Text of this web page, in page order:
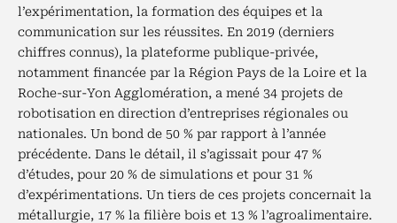
l’expérimentation, la formation des équipes et la
communication sur les réussites. En 2019 (derniers
chiffres connus), la plateforme publique-privée,
notamment financée par la Région Pays de la Loire et la
Roche-sur-Yon Agglomération, a mené 34 projets de
robotisation en direction d’entreprises régionales ou
nationales. Un bond de 50 % par rapport à l’année
précédente. Dans le détail, il s’agissait pour 47 %
d’études, pour 20 % de simulations et pour 31 %
d’expérimentations. Un tiers de ces projets concernait la
métallurgie, 17 % la filière bois et 13 % l’agroalimentaire.